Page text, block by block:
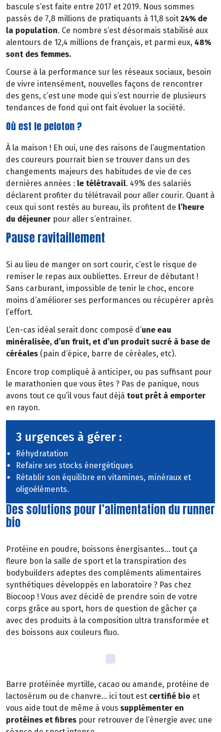
bascule s’est faite entre 2017 et 2019. Nous sommes
passés de 7,8 millions de pratiquants à 11,8 soit 24% de
la population. Ce nombre s’est désormais stabilisé aux
alentours de 12,4 millions de français, et parmi eux, 48%
sont des femmes.
Course à la performance sur les réseaux sociaux, besoin
de vivre intensément, nouvelles façons de rencontrer
des gens, c’est une mode qui s’est nourrie de plusieurs
tendances de fond qui ont fait évoluer la société.
Où est le peloton ?
À la maison ! Eh oui, une des raisons de l’augmentation
des coureurs pourrait bien se trouver dans un des
changements majeurs des habitudes de vie de ces
dernières années : le télétravail. 49% des salariés
déclarent profiter du télétravail pour aller courir. Quant à
ceux qui sont restés au bureau, ils profitent de l’heure
du déjeuner pour aller s’entrainer.
Pause ravitaillement
Si au lieu de manger on sort courir, c’est le risque de
remiser le repas aux oubliettes. Erreur de débutant !
Sans carburant, impossible de tenir le choc, encore
moins d’améliorer ses performances ou récupérer après
l’effort.
L’en-cas idéal serait donc composé d’une eau
minéralisée, d’un fruit, et d’un produit sucré à base de
céréales (pain d’épice, barre de céréales, etc).
Encore trop compliqué à anticiper, ou pas suffisant pour
le marathonien que vous êtes ? Pas de panique, nous
avons tout ce qu’il vous faut déjà tout prêt à emporter
en rayon.
3 urgences à gérer :
Réhydratation
Refaire ses stocks énergétiques
Rétablir son équilibre en vitamines, minéraux et
oligoéléments.
Des solutions pour l’alimentation du runner
bio
Protéine en poudre, boissons énergisantes… tout ça
fleure bon la salle de sport et la transpiration des
bodybuilders adeptes des compléments alimentaires
synthétiques développés en laboratoire ? Pas chez
Biocoop ! Vous avez décidé de prendre soin de votre
corps grâce au sport, hors de question de gâcher ça
avec des produits à la composition ultra transformée et
des boissons aux couleurs fluo.
Barre protéinée myrtille, cacao ou amande, protéine de
lactosérum ou de chanvre… ici tout est certifié bio et
vous aide tout de même à vous supplémenter en
protéines et fibres pour retrouver de l’énergie avec une